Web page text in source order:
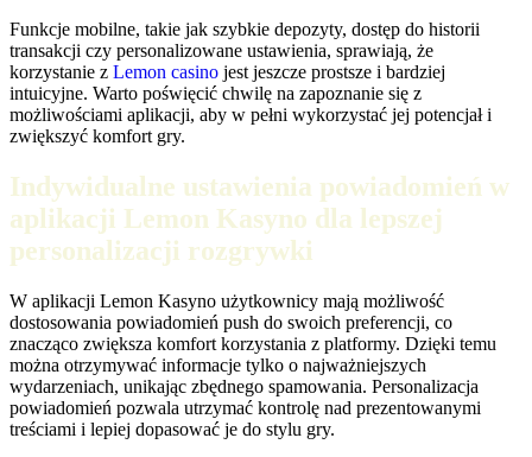
Funkcje mobilne, takie jak szybkie depozyty, dostęp do historii
transakcji czy personalizowane ustawienia, sprawiają, że
korzystanie z Lemon casino jest jeszcze prostsze i bardziej
intuicyjne. Warto poświęcić chwilę na zapoznanie się z
możliwościami aplikacji, aby w pełni wykorzystać jej potencjał i
zwiększyć komfort gry.
Indywidualne ustawienia powiadomień w
aplikacji Lemon Kasyno dla lepszej
personalizacji rozgrywki
W aplikacji Lemon Kasyno użytkownicy mają możliwość
dostosowania powiadomień push do swoich preferencji, co
znacząco zwiększa komfort korzystania z platformy. Dzięki temu
można otrzymywać informacje tylko o najważniejszych
wydarzeniach, unikając zbędnego spamowania. Personalizacja
powiadomień pozwala utrzymać kontrolę nad prezentowanymi
treściami i lepiej dopasować je do stylu gry.